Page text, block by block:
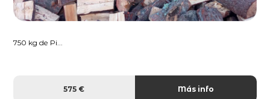
750 kg de Pi...
575 € Más info